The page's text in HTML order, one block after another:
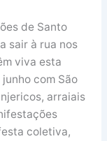
de Santo
sair à rua nos
viva esta
com São
arraiais
coletiva,